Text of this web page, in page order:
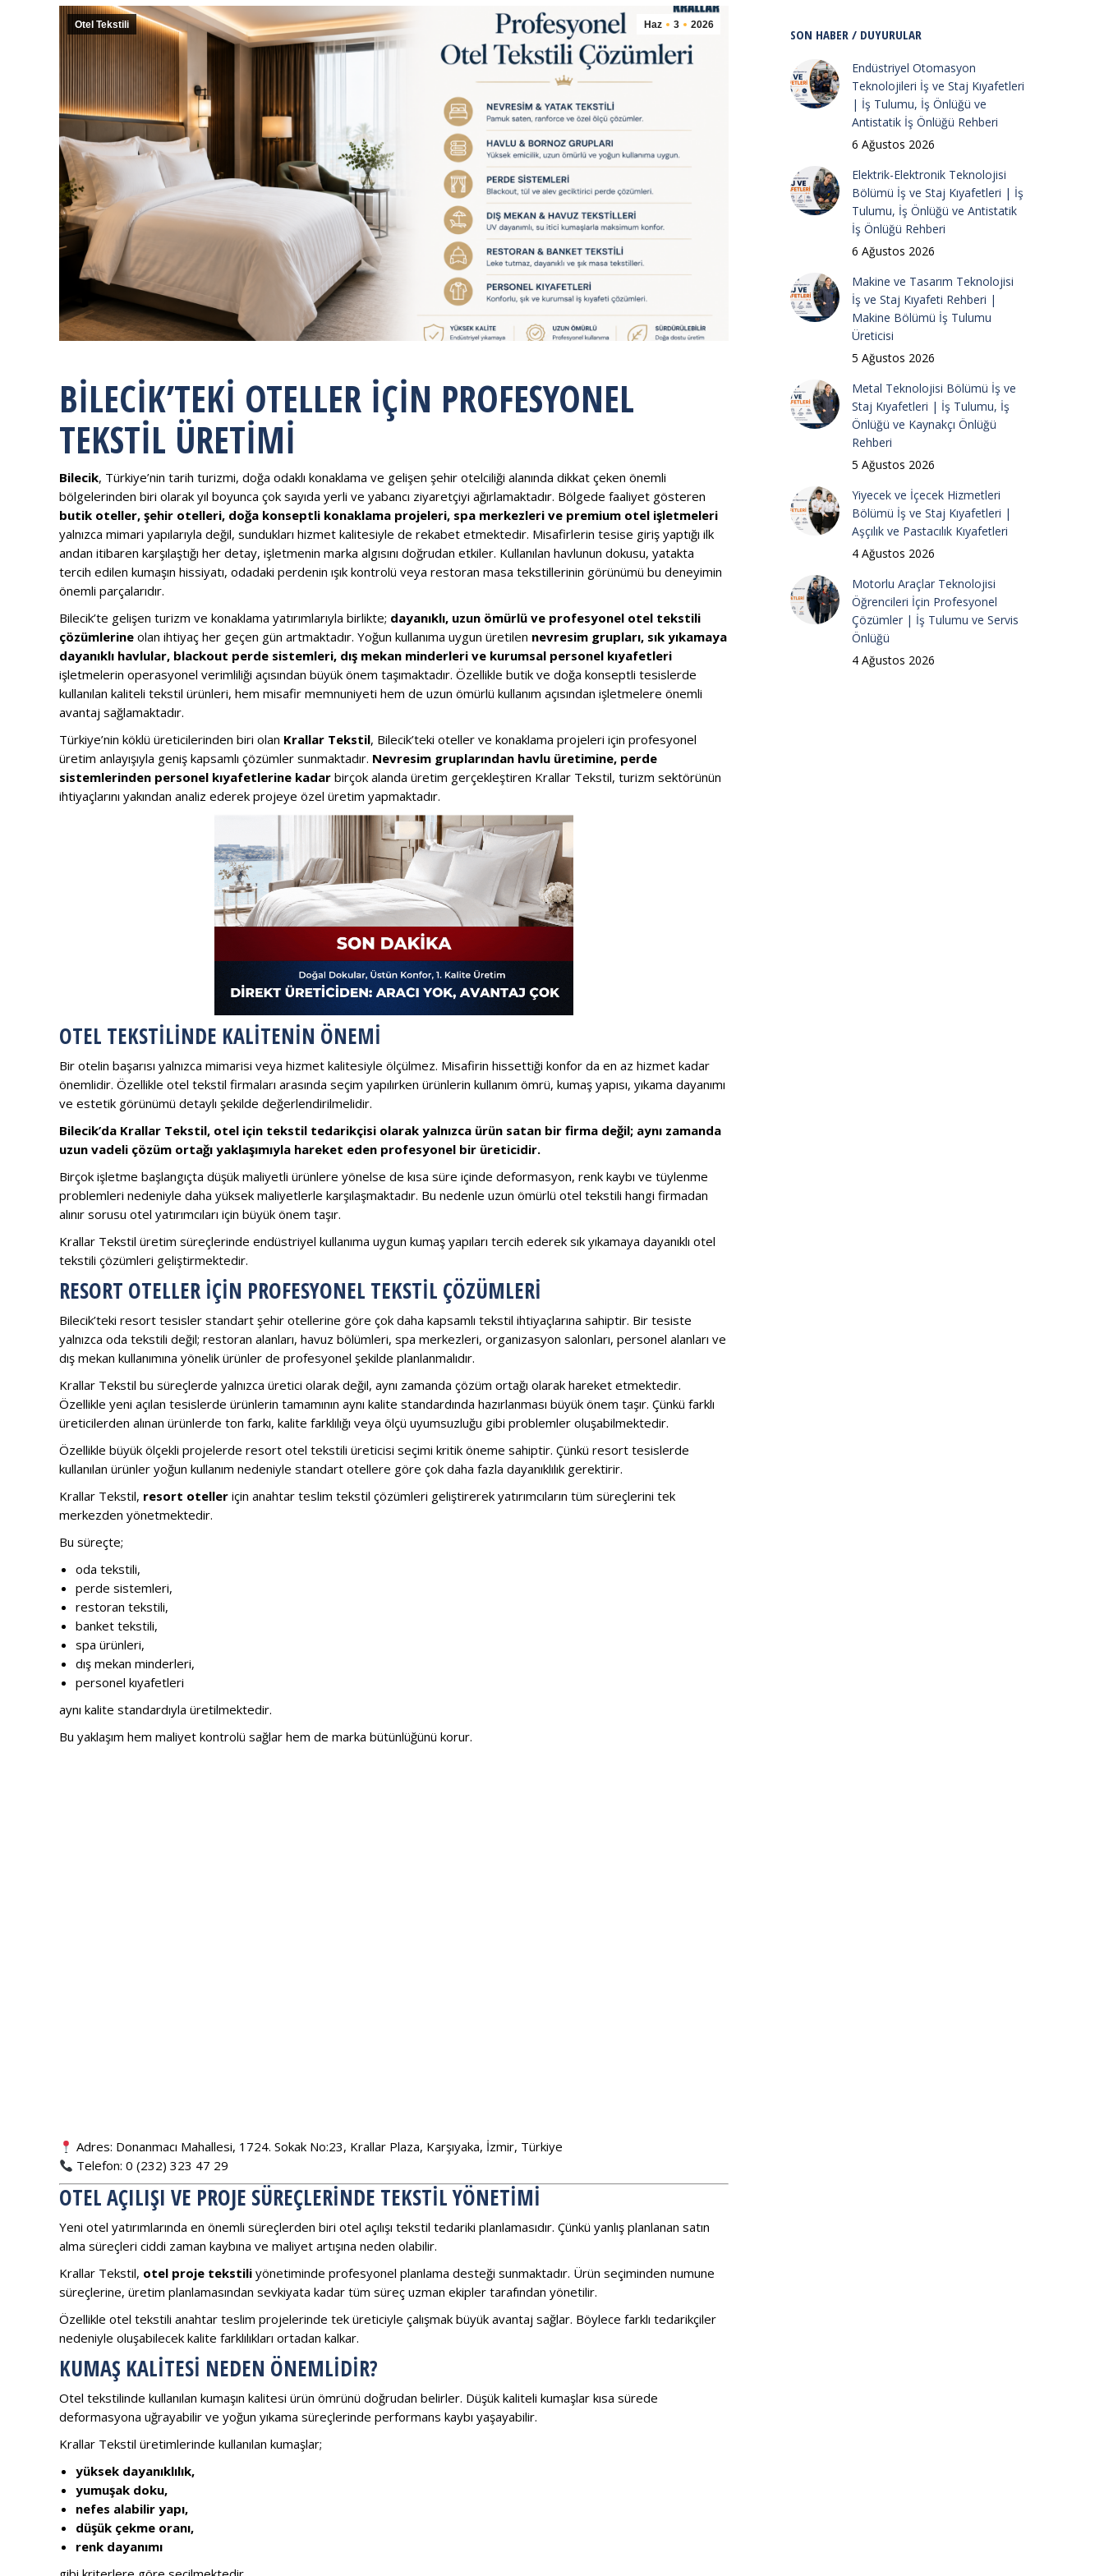
Haz 3 2026
Otel Tekstili
BILECIK’TEKI OTELLER İÇIN PROFESYONEL
TEKSTIL ÜRETIMI
Bilecik, Türkiye’nin tarih turizmi, doğa odaklı konaklama ve gelişen şehir otelciliği alanında dikkat çeken önemli
bölgelerinden biri olarak yıl boyunca çok sayıda yerli ve yabancı ziyaretçiyi ağırlamaktadır. Bölgede faaliyet gösteren
butik oteller, şehir otelleri, doğa konseptli konaklama projeleri, spa merkezleri ve premium otel işletmeleri
yalnızca mimari yapılarıyla değil, sundukları hizmet kalitesiyle de rekabet etmektedir. Misafirlerin tesise giriş yaptığı ilk
andan itibaren karşılaştığı her detay, işletmenin marka algısını doğrudan etkiler. Kullanılan havlunun dokusu, yatakta
tercih edilen kumaşın hissiyatı, odadaki perdenin ışık kontrolü veya restoran masa tekstillerinin görünümü bu deneyimin
önemli parçalarıdır.
Bilecik’te gelişen turizm ve konaklama yatırımlarıyla birlikte; dayanıklı, uzun ömürlü ve profesyonel otel tekstili
çözümlerine olan ihtiyaç her geçen gün artmaktadır. Yoğun kullanıma uygun üretilen nevresim grupları, sık yıkamaya
dayanıklı havlular, blackout perde sistemleri, dış mekan minderleri ve kurumsal personel kıyafetleri
işletmelerin operasyonel verimliliği açısından büyük önem taşımaktadır. Özellikle butik ve doğa konseptli tesislerde
kullanılan kaliteli tekstil ürünleri, hem misafir memnuniyeti hem de uzun ömürlü kullanım açısından işletmelere önemli
avantaj sağlamaktadır.
Türkiye’nin köklü üreticilerinden biri olan Krallar Tekstil, Bilecik’teki oteller ve konaklama projeleri için profesyonel
üretim anlayışıyla geniş kapsamlı çözümler sunmaktadır. Nevresim gruplarından havlu üretimine, perde
sistemlerinden personel kıyafetlerine kadar birçok alanda üretim gerçekleştiren Krallar Tekstil, turizm sektörünün
ihtiyaçlarını yakından analiz ederek projeye özel üretim yapmaktadır.
OTEL TEKSTILINDE KALITENIN ÖNEMI
Bir otelin başarısı yalnızca mimarisi veya hizmet kalitesiyle ölçülmez. Misafirin hissettiği konfor da en az hizmet kadar
önemlidir. Özellikle otel tekstil firmaları arasında seçim yapılırken ürünlerin kullanım ömrü, kumaş yapısı, yıkama dayanımı
ve estetik görünümü detaylı şekilde değerlendirilmelidir.
Bilecik’da Krallar Tekstil, otel için tekstil tedarikçisi olarak yalnızca ürün satan bir firma değil; aynı zamanda
uzun vadeli çözüm ortağı yaklaşımıyla hareket eden profesyonel bir üreticidir.
Birçok işletme başlangıçta düşük maliyetli ürünlere yönelse de kısa süre içinde deformasyon, renk kaybı ve tüylenme
problemleri nedeniyle daha yüksek maliyetlerle karşılaşmaktadır. Bu nedenle uzun ömürlü otel tekstili hangi firmadan
alınır sorusu otel yatırımcıları için büyük önem taşır.
Krallar Tekstil üretim süreçlerinde endüstriyel kullanıma uygun kumaş yapıları tercih ederek sık yıkamaya dayanıklı otel
tekstili çözümleri geliştirmektedir.
RESORT OTELLER İÇIN PROFESYONEL TEKSTIL ÇÖZÜMLERI
Bilecik’teki resort tesisler standart şehir otellerine göre çok daha kapsamlı tekstil ihtiyaçlarına sahiptir. Bir tesiste
yalnızca oda tekstili değil; restoran alanları, havuz bölümleri, spa merkezleri, organizasyon salonları, personel alanları ve
dış mekan kullanımına yönelik ürünler de profesyonel şekilde planlanmalıdır.
Krallar Tekstil bu süreçlerde yalnızca üretici olarak değil, aynı zamanda çözüm ortağı olarak hareket etmektedir.
Özellikle yeni açılan tesislerde ürünlerin tamamının aynı kalite standardında hazırlanması büyük önem taşır. Çünkü farklı
üreticilerden alınan ürünlerde ton farkı, kalite farklılığı veya ölçü uyumsuzluğu gibi problemler oluşabilmektedir.
Özellikle büyük ölçekli projelerde resort otel tekstili üreticisi seçimi kritik öneme sahiptir. Çünkü resort tesislerde
kullanılan ürünler yoğun kullanım nedeniyle standart otellere göre çok daha fazla dayanıklılık gerektirir.
Krallar Tekstil, resort oteller için anahtar teslim tekstil çözümleri geliştirerek yatırımcıların tüm süreçlerini tek
merkezden yönetmektedir.
Bu süreçte;
oda tekstili,
perde sistemleri,
restoran tekstili,
banket tekstili,
spa ürünleri,
dış mekan minderleri,
personel kıyafetleri
aynı kalite standardıyla üretilmektedir.
Bu yaklaşım hem maliyet kontrolü sağlar hem de marka bütünlüğünü korur.
Adres: Donanmacı Mahallesi, 1724. Sokak No:23, Krallar Plaza, Karşıyaka, İzmir, Türkiye
Telefon: 0 (232) 323 47 29
OTEL AÇILIŞI VE PROJE SÜREÇLERINDE TEKSTIL YÖNETIMI
Yeni otel yatırımlarında en önemli süreçlerden biri otel açılışı tekstil tedariki planlamasıdır. Çünkü yanlış planlanan satın
alma süreçleri ciddi zaman kaybına ve maliyet artışına neden olabilir.
Krallar Tekstil, otel proje tekstili yönetiminde profesyonel planlama desteği sunmaktadır. Ürün seçiminden numune
süreçlerine, üretim planlamasından sevkiyata kadar tüm süreç uzman ekipler tarafından yönetilir.
Özellikle otel tekstili anahtar teslim projelerinde tek üreticiyle çalışmak büyük avantaj sağlar. Böylece farklı tedarikçiler
nedeniyle oluşabilecek kalite farklılıkları ortadan kalkar.
KUMAŞ KALITESI NEDEN ÖNEMLIDIR?
Otel tekstilinde kullanılan kumaşın kalitesi ürün ömrünü doğrudan belirler. Düşük kaliteli kumaşlar kısa sürede
deformasyona uğrayabilir ve yoğun yıkama süreçlerinde performans kaybı yaşayabilir.
Krallar Tekstil üretimlerinde kullanılan kumaşlar;
yüksek dayanıklılık,
yumuşak doku,
nefes alabilir yapı,
düşük çekme oranı,
renk dayanımı
SON HABER / DUYURULAR
Endüstriyel Otomasyon
Teknolojileri İş ve Staj Kıyafetleri
| İş Tulumu, İş Önlüğü ve
Antistatik İş Önlüğü Rehberi
6 Ağustos 2026
Elektrik-Elektronik Teknolojisi
Bölümü İş ve Staj Kıyafetleri | İş
Tulumu, İş Önlüğü ve Antistatik
İş Önlüğü Rehberi
6 Ağustos 2026
Makine ve Tasarım Teknolojisi
İş ve Staj Kıyafeti Rehberi |
Makine Bölümü İş Tulumu
Üreticisi
5 Ağustos 2026
Metal Teknolojisi Bölümü İş ve
Staj Kıyafetleri | İş Tulumu, İş
Önlüğü ve Kaynakçı Önlüğü
Rehberi
5 Ağustos 2026
Yiyecek ve İçecek Hizmetleri
Bölümü İş ve Staj Kıyafetleri |
Aşçılık ve Pastacılık Kıyafetleri
4 Ağustos 2026
Motorlu Araçlar Teknolojisi
Öğrencileri İçin Profesyonel
Çözümler | İş Tulumu ve Servis
Önlüğü
4 Ağustos 2026